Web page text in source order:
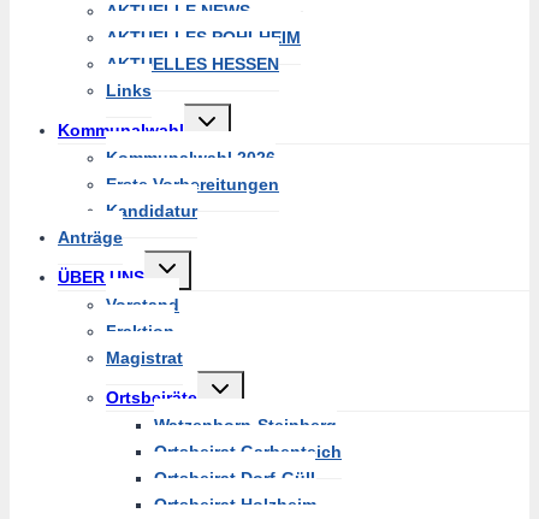
AKTUELLE NEWS
AKTUELLES POHLHEIM
AKTUELLES HESSEN
Links
Kommunalwahl
Untermenü
umschalten
Kommunalwahl 2026
Erste Vorbereitungen
Kandidatur
Anträge
ÜBER UNS
Untermenü
Vorstand
Fraktion
Magistrat
Ortsbeiräte
Untermenü
umschalten
Watzenborn-Steinberg
Ortsbeirat Garbenteich
Ortsbeirat Dorf-Güll
Ortsbeirat Holzheim